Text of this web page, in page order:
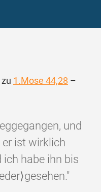
1.Mose 44,28 –
und
er ist wirklich
ich habe ihn bis